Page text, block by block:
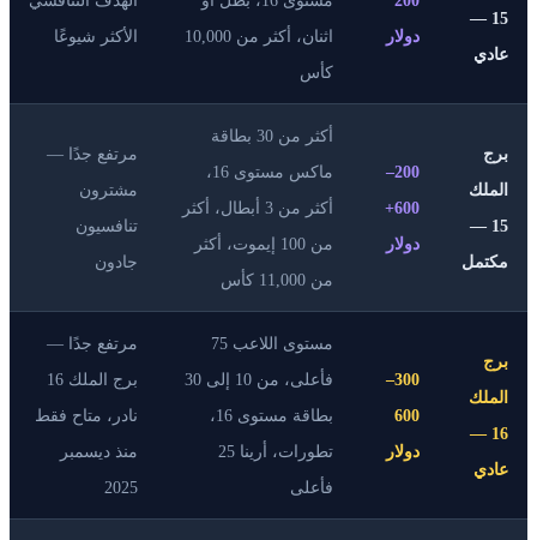
15 —
عادي
دولار
اثنان، أكثر من 10,000
كأس
الأكثر شيوعًا
برج
الملك
15 —
مكتمل
200–
600+
دولار
أكثر من 30 بطاقة
ماكس مستوى 16،
أكثر من 3 أبطال، أكثر
من 100 إيموت، أكثر
من 11,000 كأس
مرتفع جدًا —
مشترون
تنافسيون
جادون
برج
الملك
16 —
عادي
300–
600
دولار
مستوى اللاعب 75
فأعلى، من 10 إلى 30
بطاقة مستوى 16،
تطورات، أرينا 25
فأعلى
مرتفع جدًا —
برج الملك 16
نادر، متاح فقط
منذ ديسمبر
2025